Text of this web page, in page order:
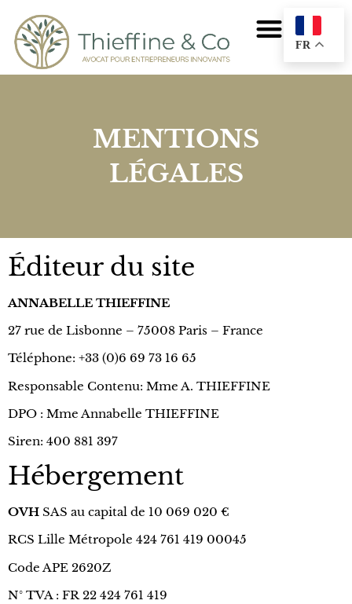
FR
MENTIONS
LÉGALES
Éditeur du site
ANNABELLE THIEFFINE
27 rue de Lisbonne – 75008 Paris – France
Téléphone: +33 (0)6 69 73 16 65
Responsable Contenu: Mme A. THIEFFINE
DPO : Mme Annabelle THIEFFINE
Siren: 400 881 397
Hébergement
OVH SAS au capital de 10 069 020 €
RCS Lille Métropole 424 761 419 00045
Code APE 2620Z
N° TVA : FR 22 424 761 419